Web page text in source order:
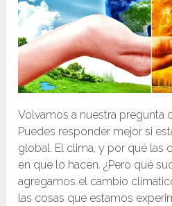
Volvamos a nuestra pregunta
Puedes responder mejor si
global. El clima, y ​​por qué las
en que lo hacen. ¿Pero qué
agregamos el cambio
las cosas que estamos